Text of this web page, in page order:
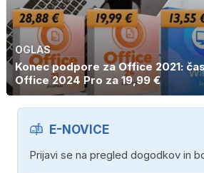
OGLAS
Konec podpore za Office 2021:
Office 2024 Pro za 19,99 €
E-NOVICE
Prijavi se na pregled dogodkov in